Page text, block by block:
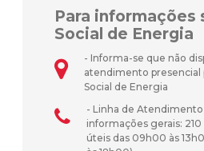
Para informações
Social de Energia
- Informa-se que não
atendimento presencial
Social de Energia
- Linha de Atendimento
informações gerais:
úteis das 09h00 às